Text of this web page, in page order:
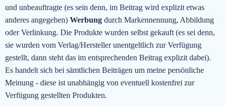
und unbeauftragte (es sein denn, im Beitrag wird explizit etwas
anderes angegeben) Werbung durch Markennennung, Abbildung
oder Verlinkung. Die Produkte wurden selbst gekauft (es sei denn,
sie wurden vom Verlag/Hersteller unentgeltlich zur Verfügung
gestellt, dann steht das im entsprechenden Beitrag explizit dabei).
Es handelt sich bei sämtlichen Beiträgen um meine persönliche
Meinung - diese ist unabhängig von eventuell kostenfrei zur
Verfügung gestellten Produkten.